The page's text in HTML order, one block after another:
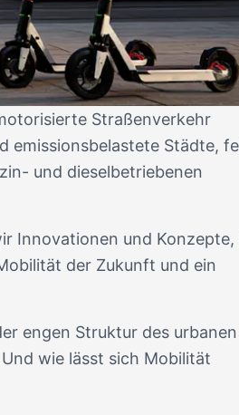
Straßenverkehr
emissionsbelastete Städte,
und dieselbetriebenen
Innovationen und Konzepte,
der Zukunft und ein
engen Struktur des urbanen
wie lässt sich Mobilität